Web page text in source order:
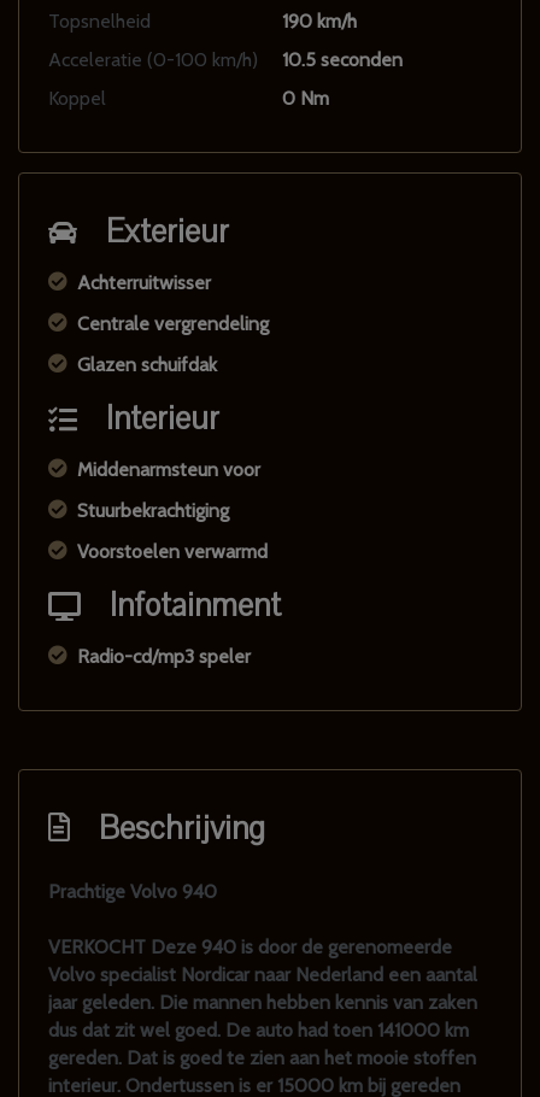
Topsnelheid
190 km/h
Acceleratie (0-100 km/h)
10.5 seconden
Koppel
0 Nm
Exterieur
Achterruitwisser
Centrale vergrendeling
Glazen schuifdak
Interieur
Middenarmsteun voor
Stuurbekrachtiging
Voorstoelen verwarmd
Infotainment
Radio-cd/mp3 speler
Beschrijving
Prachtige Volvo 940
VERKOCHT Deze 940 is door de gerenomeerde
Volvo specialist Nordicar naar Nederland een aantal
jaar geleden. Die mannen hebben kennis van zaken
dus dat zit wel goed. De auto had toen 141000 km
gereden. Dat is goed te zien aan het mooie stoffen
interieur. Ondertussen is er 15000 km bij gereden